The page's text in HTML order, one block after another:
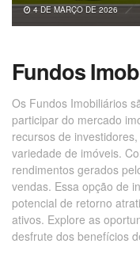
4 DE MARÇO DE 2026
Fundos
Os Fundos Imobiliários
participar do mercado
recursos de
variedade de imóveis.
rendimentos gerados
vendas. Essa opção de
potencial de retorno
ativos. Explore as
desfrute dos benefícios